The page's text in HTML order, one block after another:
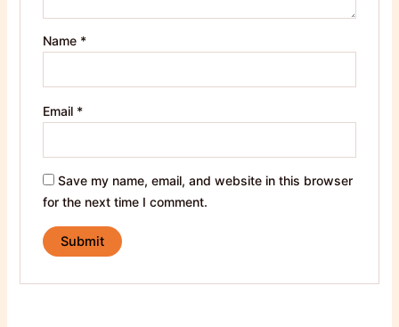
Name *
Email *
Save my name, email, and website in this browser
for the next time I comment.